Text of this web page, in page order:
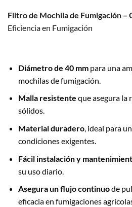
Filtro de Mochila de Fumigación –
Eficiencia en Fumigación
Diámetro de 40 mmpara una
mochilas de fumigación.
Malla resistente que asegura la
sólidos.
Material duradero, ideal para
condiciones exigentes.
Fácil instalación y
su uso diario.
Asegura un flujo continuode
eficacia en fumigaciones